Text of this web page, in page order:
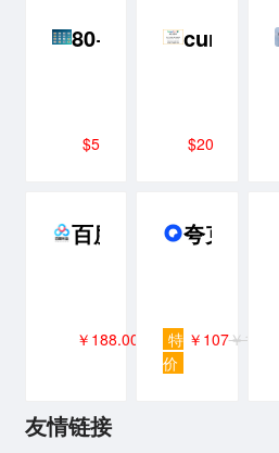
80+ AI生成的统一风
$5
cursor
$20
百度网盘超级会员
￥188.00
夸克网盘
特
价
￥107￥118
友情链接